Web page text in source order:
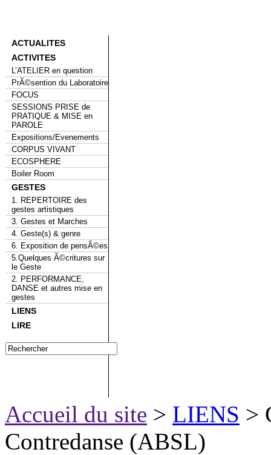
ACTUALITES
ACTIVITES
L’ATELIER en question
PrÃ©sention du Laboratoire
FOCUS
SESSIONS PRISE de
PRATIQUE & MISE en
PAROLE
Expositions/Evenements
CORPUS VIVANT
ECOSPHERE
Boiler Room
GESTES
1. REPERTOIRE des
gestes artistiques
3. Gestes et Marches
4. Geste(s) & genre
6. Exposition de pensÃ©es
5.Quelques Ã©critures sur
le Geste
2. PERFORMANCE,
DANSE et autres mise en
gestes
LIENS
LIRE
Accueil du site > LIENS >
Contredanse (ABSL)